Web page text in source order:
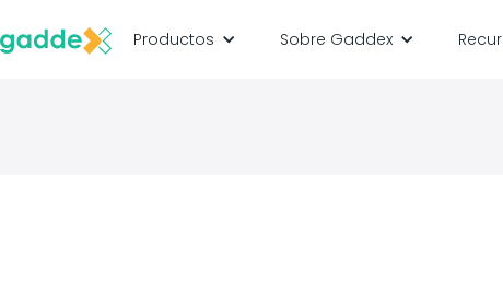
Productos Sobre Gaddex